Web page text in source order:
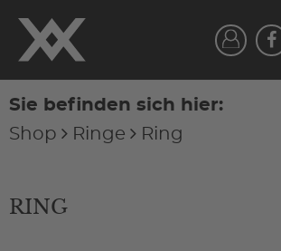
Sie befinden sich hier:
Shop
Ringe Ring
RING